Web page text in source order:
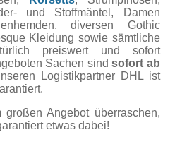
und Stoffmäntel, Damen
diversen Gothic
Kleidung sowie sämtliche
preiswert und sofort
Sachen sindsofort ab
Logistikpartner DHL ist
großen Angebot überraschen,
etwas dabei!